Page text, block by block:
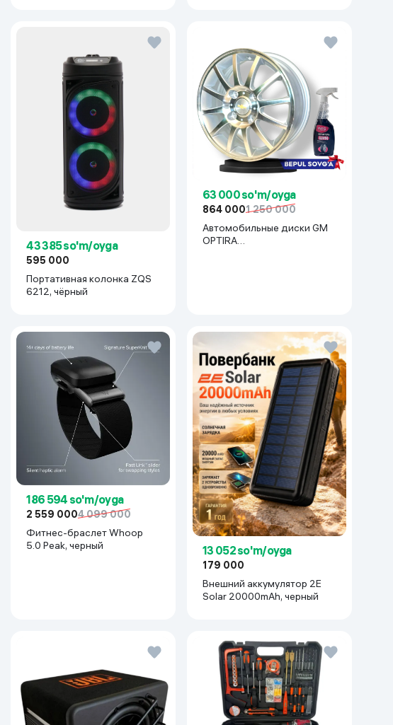
43 385 so'm/oyga
595 000
Портативная колонка ZQS
6212, чёрный
63 000 so'm/oyga
864 0001 250 000
Автомобильные диски GM
OPTIRA
186 594 so'm/oyga
2 559 0004 099 000
Фитнес-браслет Whoop
5.0 Peak, черный
13 052 so'm/oyga
179 000
Внешний аккумулятор 2E
Solar 20000mAh, черный